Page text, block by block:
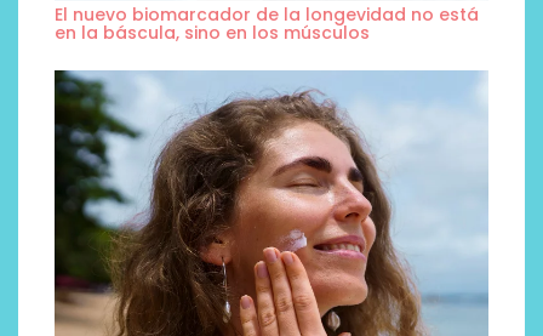
El nuevo biomarcador de la longevidad no está
en la báscula, sino en los músculos